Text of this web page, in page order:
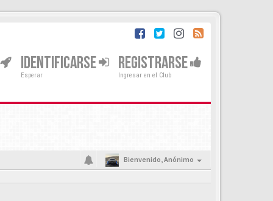
IDENTIFICARSE
Esperar
REGISTRARSE
Ingresar en el Club
Bienvenido,Anónimo